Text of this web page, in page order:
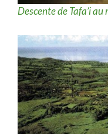
Descente de Tafa’i